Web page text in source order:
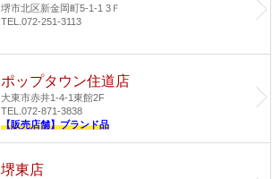
堺市北区新金岡町5-1-1 3Ｆ
TEL.072-251-3113
ポップタウン住道店
大東市赤井1-4-1東館2F
TEL.072-871-3838
【販売店舗】ブランド品
堺東店